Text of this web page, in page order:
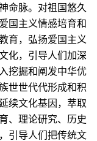
脉。对祖国悠久
国主义情感培育和
育，弘扬爱国主义
化，引导人们加深
挖掘和阐发中华优
世世代代形成和积
续文化基因，萃取
、理论研究、历史
引导人们把传统文